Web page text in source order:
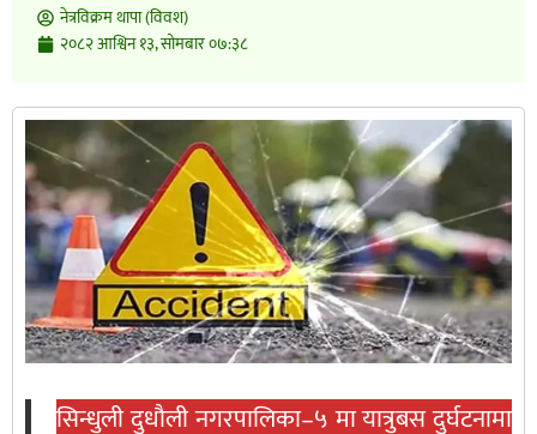
नेत्रविक्रम थापा (विवश)
२०८२ आश्विन १३, सोमबार ०७:३८
सिन्धुली दुधौली नगरपालिका–५ मा यात्रुबस दुर्घटनामा